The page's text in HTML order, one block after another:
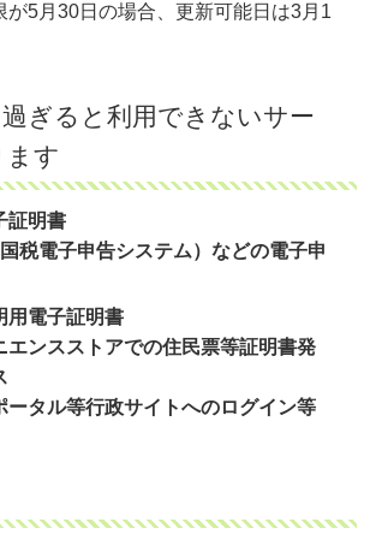
が5月30日の場合、更新可能日は3月1
ぎると利用できないサー
ます
証明書
国税電子申告システム）などの電子申
用電子証明書
エンスストアでの住民票等証明書発
ータル等行政サイトへのログイン等